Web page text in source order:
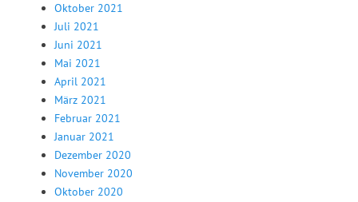
Oktober 2021
Juli 2021
Juni 2021
Mai 2021
April 2021
März 2021
Februar 2021
Januar 2021
Dezember 2020
November 2020
Oktober 2020